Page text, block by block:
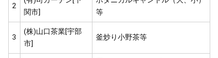
2
関市]
等
3
(株)山口茶業[宇部
市]
釜炒り小野茶等